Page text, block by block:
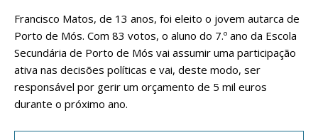
Francisco Matos, de 13 anos, foi eleito o jovem autarca de
Porto de Mós. Com 83 votos, o aluno do 7.º ano da Escola
Secundária de Porto de Mós vai assumir uma participação
ativa nas decisões políticas e vai, deste modo, ser
responsável por gerir um orçamento de 5 mil euros
durante o próximo ano.